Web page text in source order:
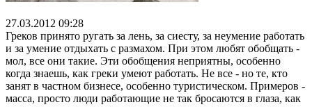
27.03.2012 09:28
Греков принято ругать за лень, за сиесту, за неумение работать
и за умение отдыхать с размахом. При этом любят обобщать -
мол, все они такие. Эти обобщения неприятны, особенно
когда знаешь, как греки умеют работать. Не все - но те, кто
занят в частном бизнесе, особенно туристическом. Примеров -
масса, просто люди работающие не так бросаются в глаза, как